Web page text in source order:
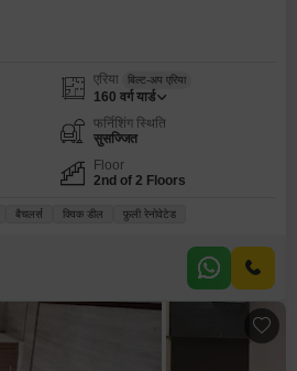
एरिया बिल्ट-अप एरिया
160 वर्ग यार्ड
फर्निशिंग स्थिति
सुसज्जित
Floor
2nd of 2 Floors
बैचलर्स क्विक डील फ़ुली रेनोवेटेड